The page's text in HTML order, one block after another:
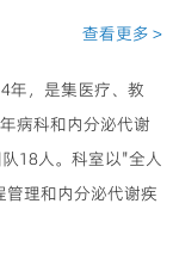
查看更多 >
年，是集医疗、教
病科和内分泌代谢
18人。科室以"全人
理和内分泌代谢疾